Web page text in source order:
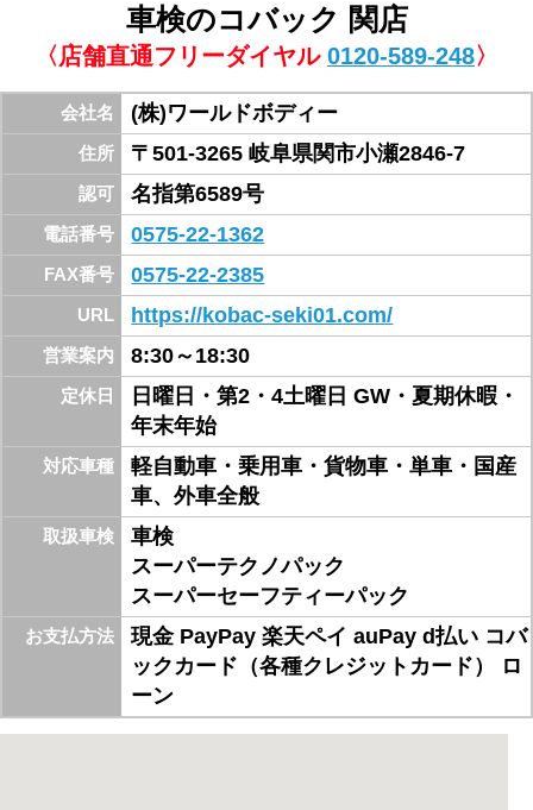
イオンマーゴ関店を北へ約1km直進し、カネス
エ関小瀬店の北どなりです。